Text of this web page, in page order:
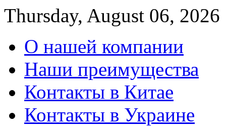
Thursday, August 06, 2026
О нашей компании
Наши преимущества
Контакты в Китае
Контакты в Украине